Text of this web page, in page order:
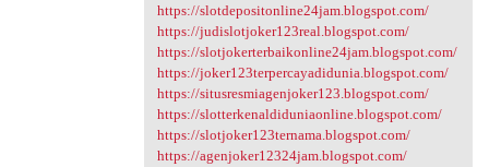
https://slotdepositonline24jam.blogspot.com/
https://judislotjoker123real.blogspot.com/
https://slotjokerterbaikonline24jam.blogspot.com/
https://joker123terpercayadidunia.blogspot.com/
https://situsresmiagenjoker123.blogspot.com/
https://slotterkenaldiduniaonline.blogspot.com/
https://slotjoker123ternama.blogspot.com/
https://agenjoker12324jam.blogspot.com/